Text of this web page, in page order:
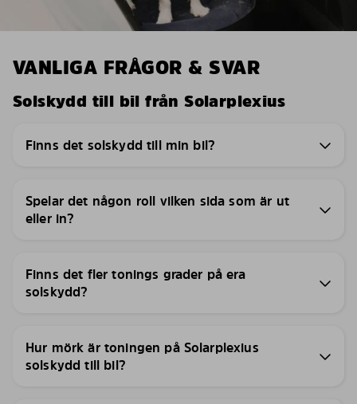
VANLIGA FRÅGOR & SVAR
Solskydd till bil från Solarplexius
Finns det solskydd till min bil?
Spelar det någon roll vilken sida som är ut
eller in?
Finns det fler tonings grader på era
solskydd?
Hur mörk är toningen på Solarplexius
solskydd till bil?